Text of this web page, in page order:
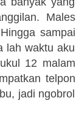
Males
sampai
lah waktu aku
12 malam
telpon
jadi ngobrol